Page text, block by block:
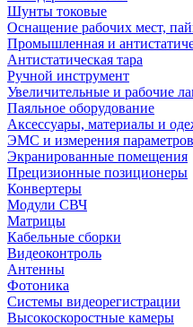
Шунты токовые
Оснащение рабочих мест,
Промышленная и
Антистатическая тара
Ручной инструмент
Увеличительные и рабочие
Паяльное оборудование
Аксессуары, материалы и
ЭМС и измерения
Экранированные помещения
Прецизионные позиционеры
Конвертеры
Модули СВЧ
Матрицы
Кабельные сборки
Видеоконтроль
Антенны
Фотоника
Cистемы видеорегистрации
Высокоскоростные камеры